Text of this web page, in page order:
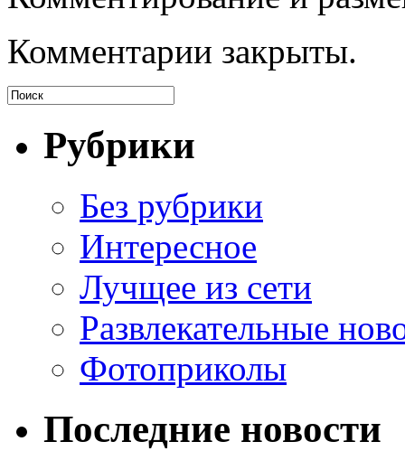
Комментарии закрыты.
Рубрики
Без рубрики
Интересное
Лучщее из сети
Развлекательные
Фотоприколы
Последние новости